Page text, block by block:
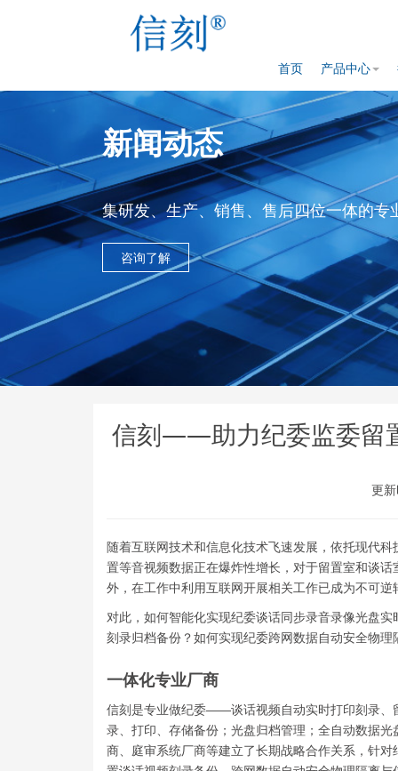
首页 产品中心
新闻动态
集研发、生产、销售、售后四位一体的专
咨询了解
信刻——助力纪委监委留
更
随着互联网技术和信息化技术飞速发展，依托现代
置等音视频数据正在爆炸性增长，对于留置室和谈
外，在工作中利用互联网开展相关工作已成为不可
对此，如何智能化实现纪委谈话同步录音录像光盘
刻录归档备份？如何实现纪委跨网数据自动安全物
一体化专业厂商
信刻是专业做纪委——谈话视频自动实时打印刻录、
录、打印、存储备份；光盘归档管理；全自动数据
商、庭审系统厂商等建立了长期战略合作关系，针对